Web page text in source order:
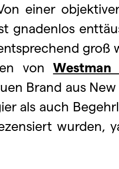
einer
gnadenlos
groß
vonWestman
Brand aus
als auch
wurden,